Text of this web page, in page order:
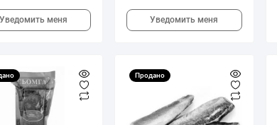
Уведомить меня Уведомить меня
Продано